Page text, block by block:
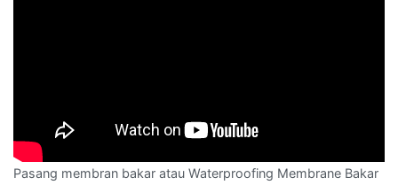
Pasang membran bakar atau Waterproofing Membrane Bakar